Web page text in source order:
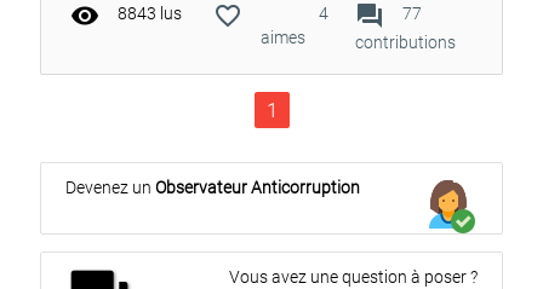
visibility 8843 lus favorite_outline
4
aimes
forum
77
contributions
1
Devenez un Observateur Anticorruption
Vous avez une question à poser ?